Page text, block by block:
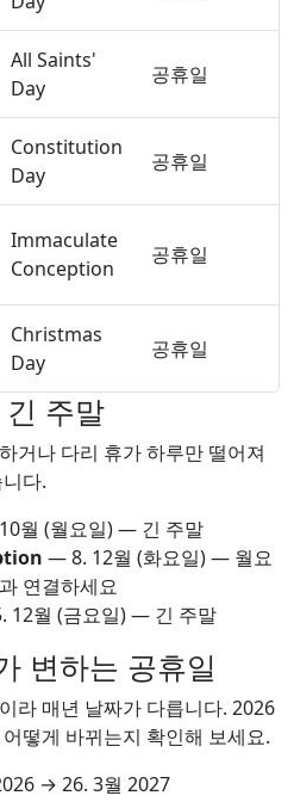
All Saints'
Day
공휴일
Constitution
Day
공휴일
Immaculate
Conception
공휴일
Christmas
Day
공휴일
주말
거나 다리 휴가 하루만 떨어져
다.
월 (월요일) — 긴 주말
—8. 12월 (화요일) — 월요
연결하세요
12월 (금요일) — 긴 주말
변하는 공휴일
라 매년 날짜가 다릅니다. 2026
떻게 바뀌는지 확인해 보세요.
→ 26. 3월 2027